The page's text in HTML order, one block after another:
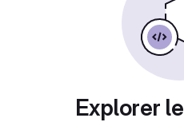
Explorer